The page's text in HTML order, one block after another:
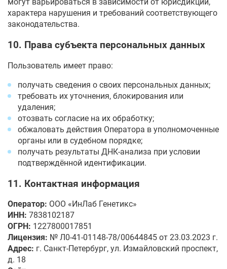
могут варьироваться в зависимости от юрисдикции,
характера нарушения и требований соответствующего
законодательства.
10. Права субъекта персональных данных
Пользователь имеет право:
получать сведения о своих персональных данных;
требовать их уточнения, блокирования или
удаления;
отозвать согласие на их обработку;
обжаловать действия Оператора в уполномоченные
органы или в судебном порядке;
получать результаты ДНК-анализа при условии
подтверждённой идентификации.
11. Контактная информация
Оператор: ООО «ИнЛаб Генетикс»
ИНН: 7838102187
ОГРН: 1227800017851
Лицензия: № Л0-41-01148-78/00644845 от 23.03.2023 г.
Адрес: г. Санкт-Петербург, ул. Измайловский проспект,
д. 18